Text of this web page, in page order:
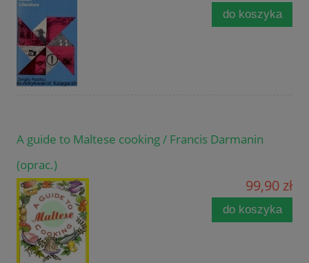
do koszyka
A guide to Maltese cooking / Francis Darmanin
(oprac.)
99,90 zł
do koszyka